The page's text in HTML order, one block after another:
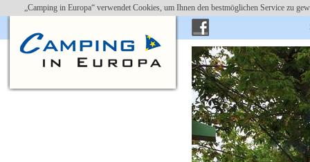
„Camping in Europa“ verwendet Cookies, um Ihnen den bestmöglichen Service zu